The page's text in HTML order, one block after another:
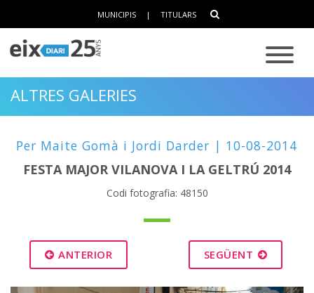
MUNICIPIS | TITULARS
ALTRES GALERIES
Per Maite Gomà i Jordi Darder | 10-08-2014
FESTA MAJOR VILANOVA I LA GELTRÚ 2014
Codi fotografia: 48150
ANTERIOR SEGÜENT